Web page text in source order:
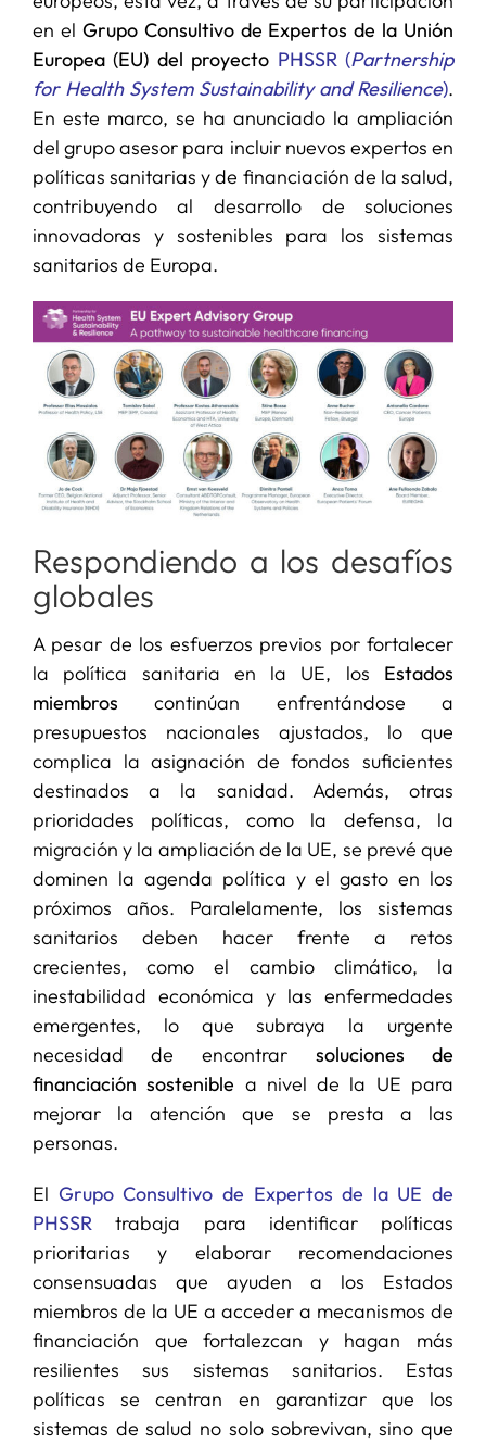
en el Grupo Consultivo de Expertos de la Unión
Europea (EU) del proyecto PHSSR (Partnership
for Health System Sustainability and Resilience).
En este marco, se ha anunciado la ampliación
del grupo asesor para incluir nuevos expertos en
políticas sanitarias y de financiación de la salud,
contribuyendo al desarrollo de soluciones
innovadoras y sostenibles para los sistemas
sanitarios de Europa.
Respondiendo a los desafíos
globales
A pesar de los esfuerzos previos por fortalecer
la política sanitaria en la UE, los Estados
miembros continúan enfrentándose a
presupuestos nacionales ajustados, lo que
complica la asignación de fondos suficientes
destinados a la sanidad. Además, otras
prioridades políticas, como la defensa, la
migración y la ampliación de la UE, se prevé que
dominen la agenda política y el gasto en los
próximos años. Paralelamente, los sistemas
sanitarios deben hacer frente a retos
crecientes, como el cambio climático, la
inestabilidad económica y las enfermedades
emergentes, lo que subraya la urgente
necesidad de encontrar soluciones de
financiación sostenible a nivel de la UE para
mejorar la atención que se presta a las
personas.
El Grupo Consultivo de Expertos de la UE de
PHSSRtrabaja para identificar políticas
prioritarias y elaborar recomendaciones
consensuadas que ayuden a los Estados
miembros de la UE a acceder a mecanismos de
financiación que fortalezcan y hagan más
resilientes sus sistemas sanitarios. Estas
políticas se centran en garantizar que los
sistemas de salud no solo sobrevivan, sino que